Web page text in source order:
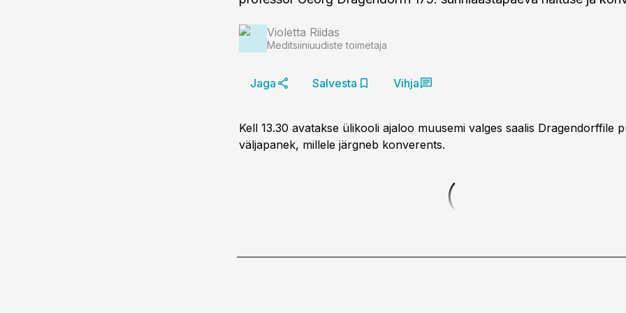
Violetta Riidas
Meditsiiniuudiste toimetaja
Jaga Salvesta Vihja
Kell 13.30 avatakse ülikooli ajaloo muusemi valges saalis Dragendorffile
väljapanek, millele järgneb konverents.